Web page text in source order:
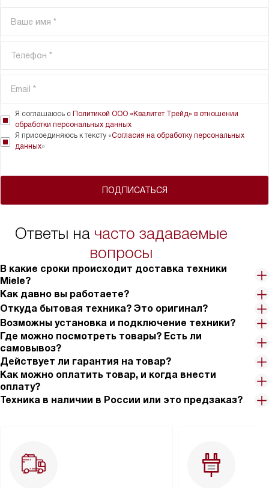
ПОДПИСАТЬСЯ
Я соглашаюсь с Политикой ООО «Квалитет Трейд» в отношении
обработки персональных данных
Я присоединяюсь к тексту «Согласия на обработку персональных
данных»
Ответы на часто задаваемые
вопросы
В какие сроки происходит доставка техники
Miele?
Как давно вы работаете?
Откуда бытовая техника? Это оригинал?
Возможны установка и подключение техники?
Где можно посмотреть товары? Есть ли
самовывоз?
Действует ли гарантия на товар?
Как можно оплатить товар, и когда внести
оплату?
Техника в наличии в России или это предзаказ?